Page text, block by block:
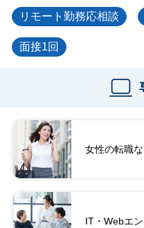
リモート勤務応相談
面接1回
女性の転職な
IT・Webエ